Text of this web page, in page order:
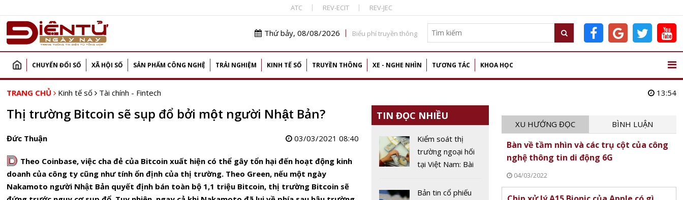
ATC REV-ECIT REV-JEC
Thứ bảy, 08/08/2026 Biểu phí truyền thông
CHUYỂN ĐỔI SỐ XÃ HỘI SỐ SẢN PHẨM CÔNG NGHỆ TRẢI NGHIỆM KINH TẾ SỐ TRUYỀN THÔNG XE - NGHE NHÌN TƯƠNG TÁC KHOA HỌC
TRANG CHỦ Kinh tế số Tài chính - Fintech 13:54
Thị trường Bitcoin sẽ sụp đổ bởi một người Nhật Bản?
Đức Thuận 03/03/2021 08:40
D Theo Coinbase, việc cha đẻ của Bitcoin xuất hiện có thể gây tổn hại đến hoạt động kinh
doanh của công ty cũng như tính ổn định của thị trường. Theo Green, nếu một ngày
Nakamoto người Nhật Bản quyết định bán toàn bộ 1,1 triệu Bitcoin, thị trường Bitcoin sẽ
TIN ĐỌC NHIỀU
Kiểm soát thị
trường ngoại hối
tại Việt Nam: Bài
tiên tiến
Bản tin cổ phiếu
XU HƯỚNG ĐỌC BÌNH LUẬN
Bàn về tầm nhìn và các trụ cột của công
nghệ thông tin di động 6G
04/03/2022